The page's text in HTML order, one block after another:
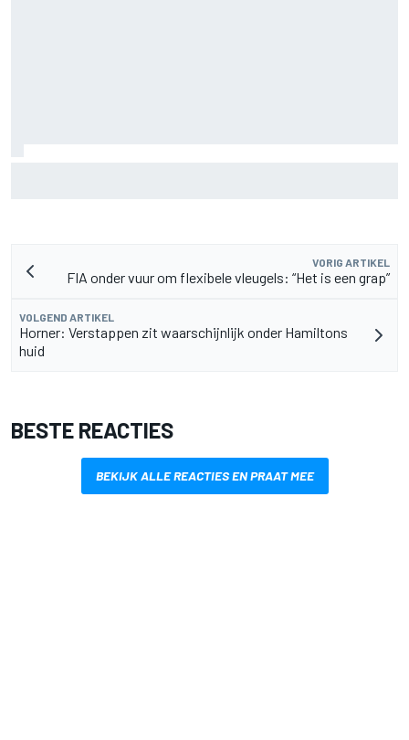
VORIG ARTIKEL
FIA onder vuur om flexibele vleugels: “Het is een grap”
VOLGEND ARTIKEL
Horner: Verstappen zit waarschijnlijk onder Hamiltons
huid
BESTE REACTIES
BEKIJK ALLE REACTIES EN PRAAT MEE